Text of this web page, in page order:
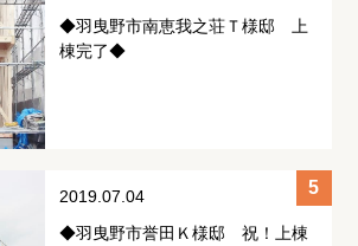
◆羽曳野市南恵我之荘Ｔ様邸 上
棟完了◆
2019.07.04
◆羽曳野市誉田Ｋ様邸 祝！上棟